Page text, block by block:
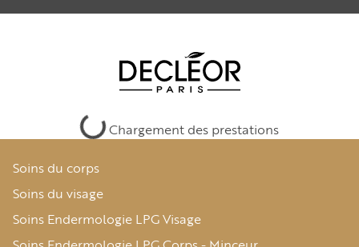
Chargement des prestations
Soins du corps
Soins du visage
Soins Endermologie LPG Visage